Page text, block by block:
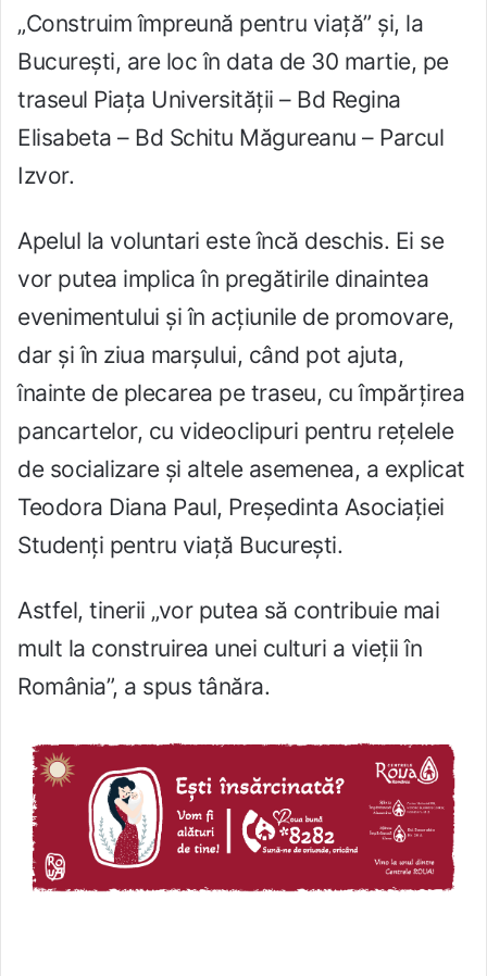
„Construim împreună pentru viață” și, la
București, are loc în data de 30 martie, pe
traseul Piața Universității – Bd Regina
Elisabeta – Bd Schitu Măgureanu – Parcul
Izvor.
Apelul la voluntari este încă deschis. Ei se
vor putea implica în pregătirile dinaintea
evenimentului și în acțiunile de promovare,
dar și în ziua marșului, când pot ajuta,
înainte de plecarea pe traseu, cu împărțirea
pancartelor, cu videoclipuri pentru rețelele
de socializare și altele asemenea, a explicat
Teodora Diana Paul, Președinta Asociației
Studenți pentru viață București.
Astfel, tinerii „vor putea să contribuie mai
mult la construirea unei culturi a vieții în
România”, a spus tânăra.